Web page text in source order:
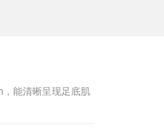
能清晰呈现足底肌